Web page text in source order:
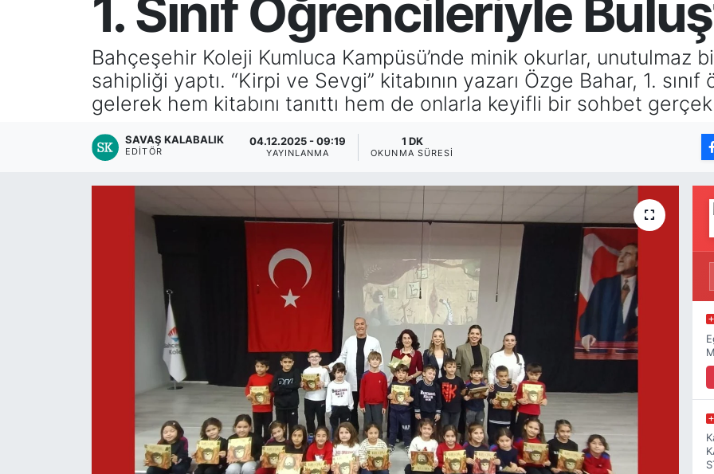
1. Sınıf Öğrencileriyle
Bahçeşehir Koleji Kumluca Kampüsü’nde minik okurlar, unutulmaz
sahipliği yaptı. “Kirpi ve Sevgi” kitabının yazarı Özge Bahar, 1.
gelerek hem kitabını tanıttı hem de onlarla keyifli bir sohbet
SAVAŞ KALABALIK
EDITÖR
04.12.2025 - 09:19
YAYINLANMA
1 DK
OKUNMA SÜRESI